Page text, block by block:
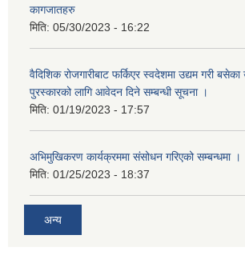
कागजातहरु
मिति: 05/30/2023 - 16:22
वैदिशिक रोजगारीबाट फर्किएर स्वदेशमा उद्यम गरी बसेका
पुरस्कारको लागि आवेदन दिने सम्बन्धी सूचना ।
मिति: 01/19/2023 - 17:57
अभिमुखिकरण कार्यक्रममा संसोधन गरिएको सम्बन्धमा ।
मिति: 01/25/2023 - 18:37
अन्य